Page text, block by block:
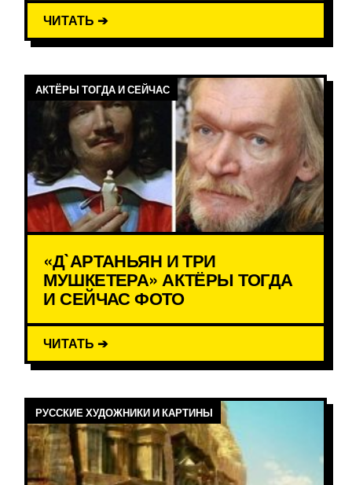
ЧИТАТЬ ➔
АКТЁРЫ ТОГДА И СЕЙЧАС
«Д`АРТАНЬЯН И ТРИ
МУШКЕТЕРА» АКТЁРЫ ТОГДА
И СЕЙЧАС ФОТО
ЧИТАТЬ ➔
РУССКИЕ ХУДОЖНИКИ И КАРТИНЫ